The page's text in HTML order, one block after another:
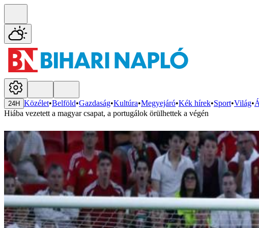
24H Közélet•Belföld•Gazdaság•Kultúra•Megyejáró•Kék hírek•Sport•Világ•
Hiába vezetett a magyar csapat, a portugálok örülhettek a végén